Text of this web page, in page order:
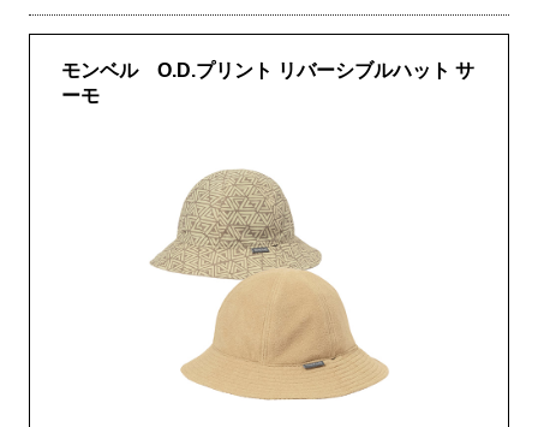
モンベル O.D.プリント リバーシブルハット サ
ーモ